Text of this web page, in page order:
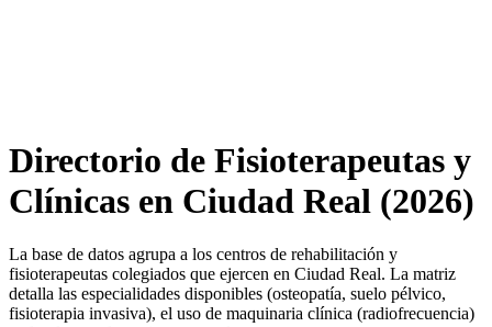
Directorio de Fisioterapeutas y
Clínicas en Ciudad Real (2026)
La base de datos agrupa a los centros de rehabilitación y
fisioterapeutas colegiados que ejercen en Ciudad Real. La matriz
detalla las especialidades disponibles (osteopatía, suelo pélvico,
fisioterapia invasiva), el uso de maquinaria clínica (radiofrecuencia)